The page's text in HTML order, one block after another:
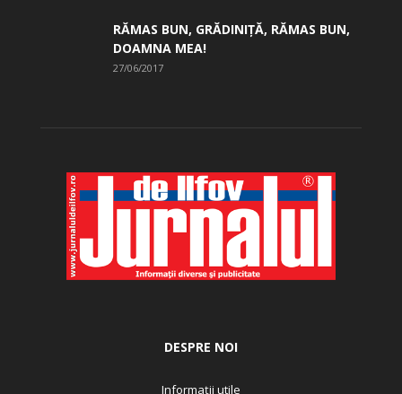
RĂMAS BUN, GRĂDINIŢĂ, ­RĂMAS BUN,
DOAMNA MEA!
27/06/2017
DESPRE NOI
Informații utile